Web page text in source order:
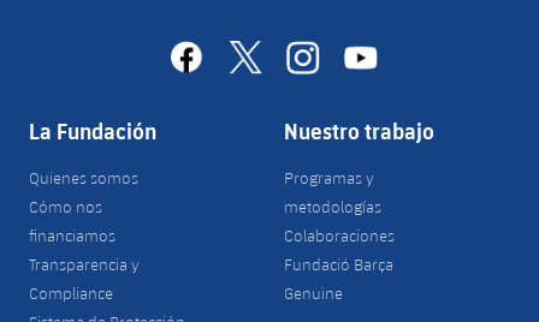
facebook
x instagramyoutube
La Fundación
Quienes somos
Cómo nos
financiamos
Transparencia y
Compliance
Nuestro trabajo
Programas y
metodologías
Colaboraciones
Fundació Barça
Genuine